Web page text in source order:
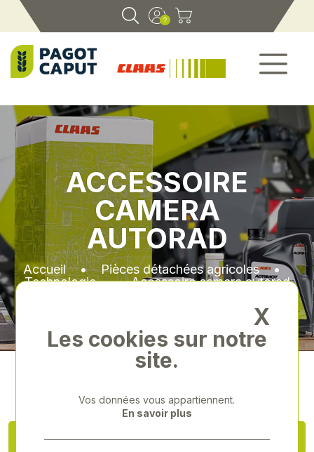
ACCESSOIRE
CAMERA
AUTORAD
Accueil•Pièces détachées agricoles•
Technologie•Accessoire camera autorad
Rechercher / Filtrer les produits
X
Les cookies sur notre
site.
Vos données vous appartiennent.
En savoir plus